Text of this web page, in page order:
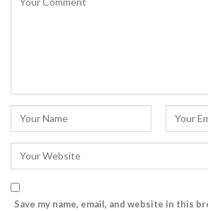
Save my name, email, and website in this